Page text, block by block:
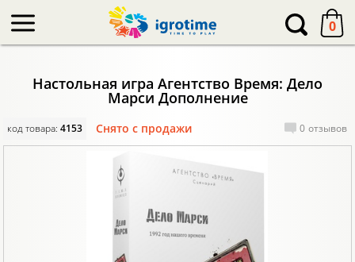
0
Настольная игра Агентство Время: Дело
Марси Дополнение
код товара:4153 Снято с продажи 0 отзывов